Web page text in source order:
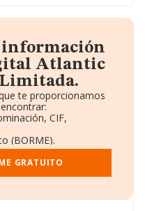
información
Atlantic
Limitada.
te proporcionamos
CIF,
(BORME).
y Empleados.
Administradores.
GRATUITO